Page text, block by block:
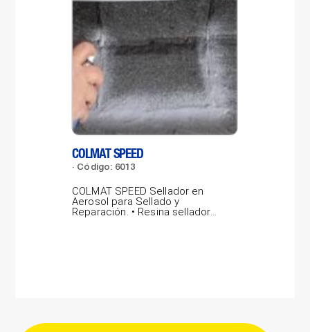
COLMAT SPEED
Código: 6013
COLMAT SPEED Sellador en
Aerosol para Sellado y
Reparación. • Resina selladora